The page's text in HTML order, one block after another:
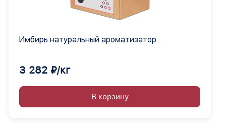
Имбирь натуральный ароматизатор
3 282 ₽/кг
В корзину